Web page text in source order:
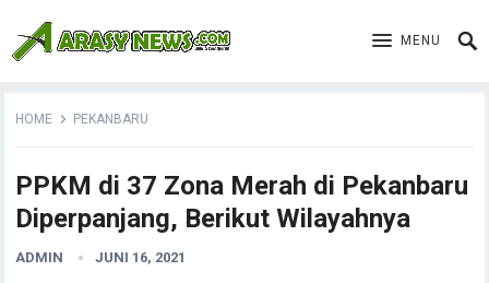
MENU
HOME PEKANBARU
PPKM di 37 Zona Merah di Pekanbaru
Diperpanjang, Berikut Wilayahnya
ADMIN JUNI 16, 2021